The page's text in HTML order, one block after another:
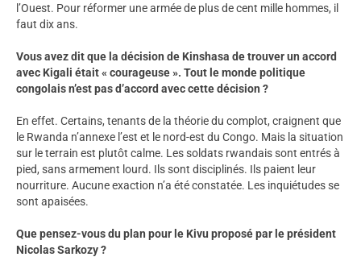
l’Ouest. Pour réformer une armée de plus de cent mille hommes, il
faut dix ans.
Vous avez dit que la décision de Kinshasa de trouver un accord
avec Kigali était « courageuse ». Tout le monde politique
congolais n’est pas d’accord avec cette décision ?
En effet. Certains, tenants de la théorie du complot, craignent que
le Rwanda n’annexe l’est et le nord-est du Congo. Mais la situation
sur le terrain est plutôt calme. Les soldats rwandais sont entrés à
pied, sans armement lourd. Ils sont disciplinés. Ils paient leur
nourriture. Aucune exaction n’a été constatée. Les inquiétudes se
sont apaisées.
Que pensez-vous du plan pour le Kivu proposé par le président
Nicolas Sarkozy ?